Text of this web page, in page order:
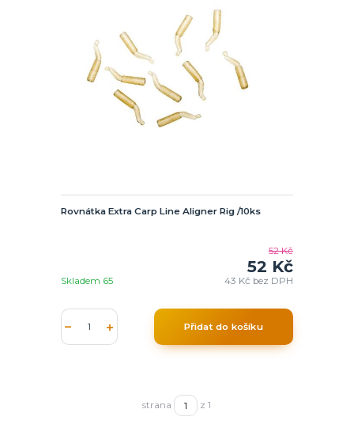
Rovnátka Extra Carp Line Aligner Rig /10ks
52 Kč
52 Kč
43 Kč bez DPH
Skladem 65
Přidat do košíku
strana z 1